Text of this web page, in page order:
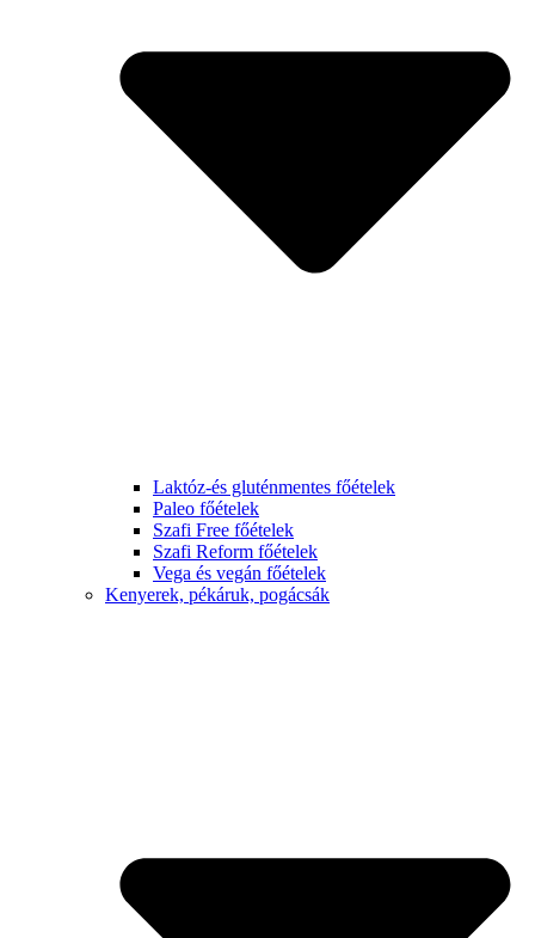
Laktóz-és gluténmentes főételek
Paleo főételek
Szafi Free főételek
Szafi Reform főételek
Vega és vegán főételek
Kenyerek, pékáruk, pogácsák